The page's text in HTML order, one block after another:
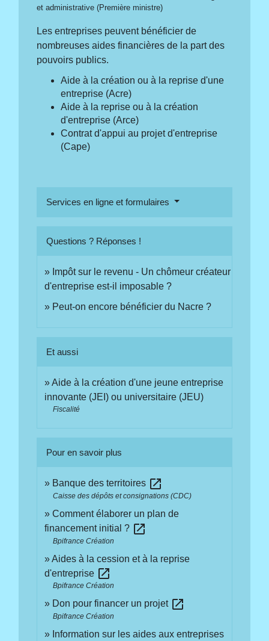
et administrative (Première ministre)
Les entreprises peuvent bénéficier de
nombreuses aides financières de la part des
pouvoirs publics.
Aide à la création ou à la reprise d'une
entreprise (Acre)
Aide à la reprise ou à la création
d'entreprise (Arce)
Contrat d'appui au projet d'entreprise
(Cape)
Services en ligne et formulaires
Questions ? Réponses !
Impôt sur le revenu - Un chômeur créateur
d'entreprise est-il imposable ?
Peut-on encore bénéficier du Nacre ?
Et aussi
Aide à la création d'une jeune entreprise
innovante (JEI) ou universitaire (JEU)
Fiscalité
Pour en savoir plus
Banque des territoires open_in_new
Caisse des dépôts et consignations (CDC)
Comment élaborer un plan de
financement initial ? open_in_new
Bpifrance Création
Aides à la cession et à la reprise
d'entreprise open_in_new
Bpifrance Création
Don pour financer un projet open_in_new
Bpifrance Création
Information sur les aides aux entreprises